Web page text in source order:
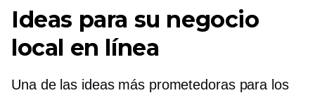
Ideas para su negocio
local en línea
Una de las ideas más prometedoras para los